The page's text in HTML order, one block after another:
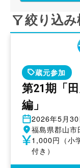
絞り込
蔵元参加
第21期「
編」
開
催
日
2026年5月
開
催
福島県郡山
参 1,000円（小
付き）